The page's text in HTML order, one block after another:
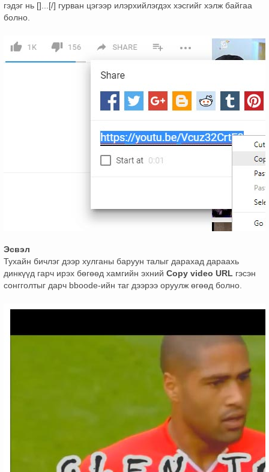
гэдэг нь []...[/] гурван цэгээр илэрхийлэгдэх хэсгийг хэлж байгаа
болно.
Эсвэл
Тухайн бичлэг дээр хулганы баруун талыг дарахад дараахь
динкүүд гарч ирэх бөгөөд хамгийн эхний Copy video URL гэсэн
сонгголтыг дарч bboode-ийн таг дээрээ оруулж өгөөд болно.